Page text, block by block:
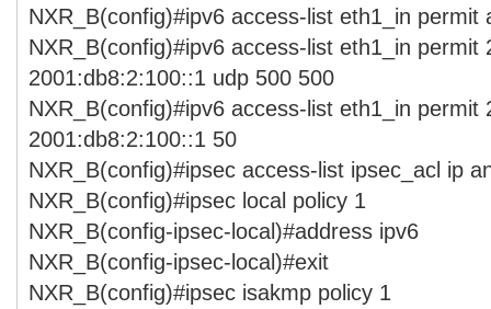
NXR_B(config)#ipv6 access-list eth1_in permit
NXR_B(config)#ipv6 access-list eth1_in permit
2001:db8:2:100::1 udp 500 500
NXR_B(config)#ipv6 access-list eth1_in permit
2001:db8:2:100::1 50
NXR_B(config)#ipsec access-list ipsec_acl ip
NXR_B(config)#ipsec local policy 1
NXR_B(config-ipsec-local)#address ipv6
NXR_B(config-ipsec-local)#exit
NXR_B(config)#ipsec isakmp policy 1